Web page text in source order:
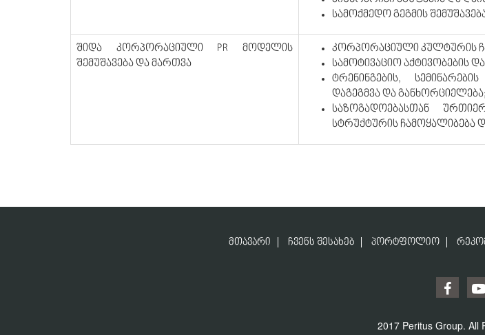
სამოქმედო გეგმის
შიდა კორპორაციული PR მოდელის
შემუშავება და მართვა
კორპორაციული კულტურის
სამოტივაციო აქტივობების
ტრენინგების,
დაგეგმვა და განხორციელება;
საზოგადოებასთან
სტრუქტურის ჩამოყალიბება
ᲛᲗᲐᲕᲐᲠᲘ ᲩᲕᲔᲜᲡ ᲨᲔᲡᲐᲮᲔᲑ ᲞᲝᲠᲢᲤᲝᲚᲘᲝ
2017 Peritus Group. All